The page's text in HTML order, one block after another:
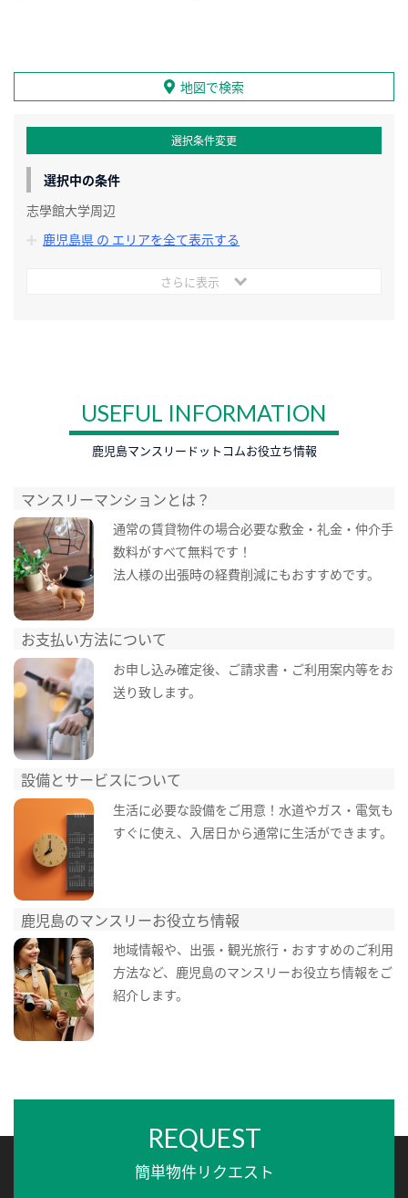
地図で検索
選択条件変更
選択中の条件
志學館大学周辺
鹿児島県 の エリアを全て表示する
さらに表示
USEFUL INFORMATION
鹿児島マンスリードットコムお役立ち情報
マンスリーマンションとは？
通常の賃貸物件の場合必要な敷金・礼金・仲介手
数料がすべて無料です！
法人様の出張時の経費削減にもおすすめです。
お支払い方法について
お申し込み確定後、ご請求書・ご利用案内等をお
送り致します。
設備とサービスについて
生活に必要な設備をご用意！水道やガス・電気も
すぐに使え、入居日から通常に生活ができます。
鹿児島のマンスリーお役立ち情報
地域情報や、出張・観光旅行・おすすめのご利用
方法など、鹿児島のマンスリーお役立ち情報をご
紹介します。
REQUEST
簡単物件リクエスト